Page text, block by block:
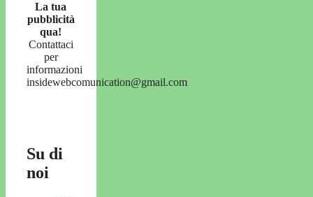
La tua
pubblicità
qua!
Contattaci
per
informazioni
insidewebcomunication@gmail.com
Su di
noi